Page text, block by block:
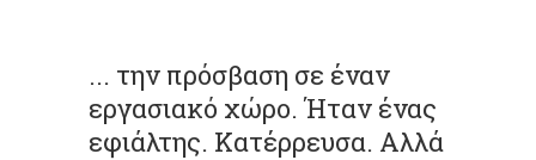
... την πρόσβαση σε έναν
εργασιακό χώρο. Ήταν ένας
εφιάλτης. Κατέρρευσα. Αλλά